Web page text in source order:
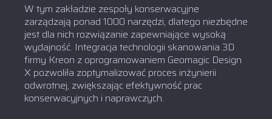
W tym zakładzie zespoły konserwacyjne
zarządzają ponad 1000 narzędzi, dlatego niezbędne
jest dla nich rozwiązanie zapewniające wysoką
wydajność. Integracja technologii skanowania 3D
firmy Kreon z oprogramowaniem Geomagic Design
X pozwoliła zoptymalizować proces inżynierii
odwrotnej, zwiększając efektywność prac
konserwacyjnych i naprawczych.